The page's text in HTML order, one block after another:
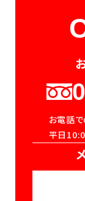
お電話
平日